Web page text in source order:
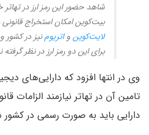
شاهد حضور این رمز ارز در
بیت‌کوین امکان استخراج قانونی
لایت‌کوینواتریومنیز در کشور
برای این دو رمز ارز در نظر
وی در انتها افزود که دارایی‌های
تامین آن در تهاتر نیازمند الزامات
دارایی باید به صورت رسمی در